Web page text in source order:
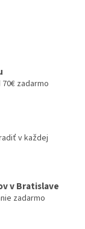
zadarmo
v každej
v Bratislave
zadarmo